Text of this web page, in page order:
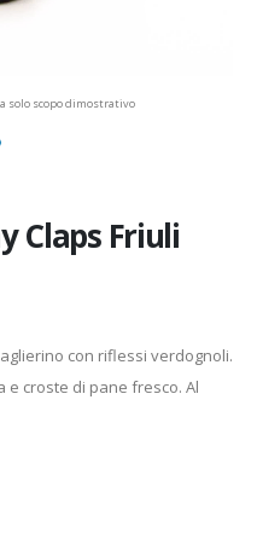
solo scopo dimostrativo
Claps Friuli
con riflessi verdognoli.
e croste di pane fresco. Al